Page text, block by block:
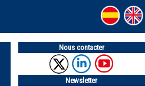
Nous contacter
Newsletter